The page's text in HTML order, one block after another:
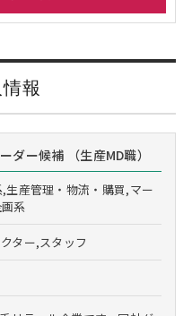
報
ー候補 （生産MD職）
生産管理・物流・購買,マー
系
ター,スタッフ